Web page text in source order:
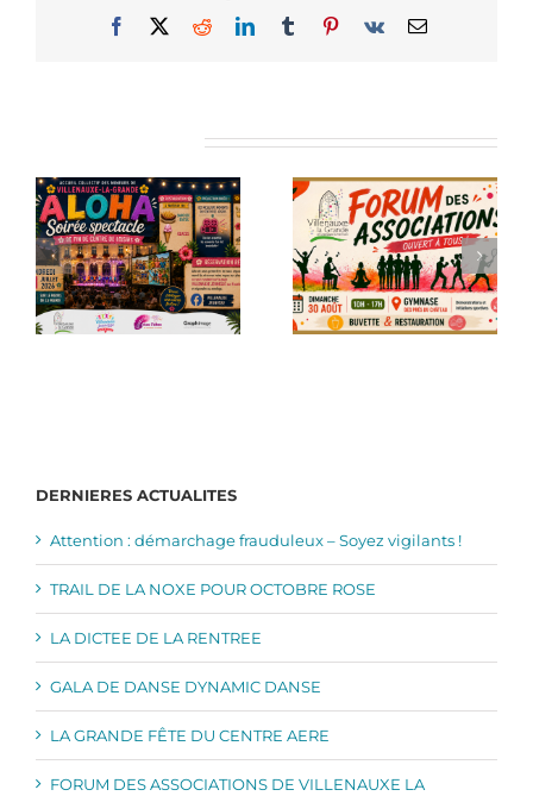
Facebook
X RedditLinkedInTumblrPinterest
Vk Email
DERNIERES ACTUALITES
Attention : démarchage frauduleux – Soyez vigilants !
TRAIL DE LA NOXE POUR OCTOBRE ROSE
LA DICTEE DE LA RENTREE
GALA DE DANSE DYNAMIC DANSE
LA GRANDE FÊTE DU CENTRE AERE
FORUM DES ASSOCIATIONS DE VILLENAUXE LA